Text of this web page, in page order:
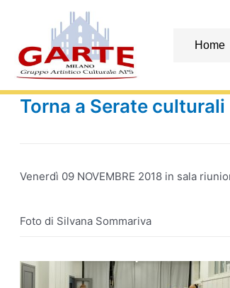
Home
Torna a Serate culturali
Venerdì 09 NOVEMBRE 2018 in sala
Foto di Silvana Sommariva